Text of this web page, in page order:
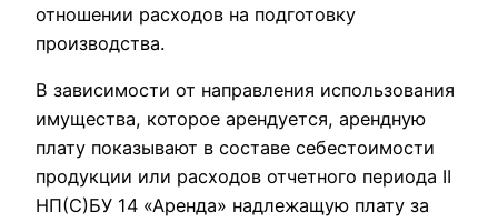
отношении расходов на подготовку
производства.
В зависимости от направления использования
имущества, которое арендуется, арендную
плату показывают в составе себестоимости
продукции или расходов отчетного периода ІІ
НП(С)БУ 14 «Аренда» надлежащую плату за